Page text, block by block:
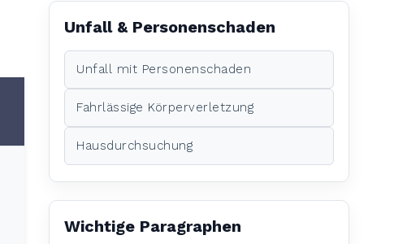
Unfall & Personenschaden
Unfall mit Personenschaden
Fahrlässige Körperverletzung
Hausdurchsuchung
Wichtige Paragraphen